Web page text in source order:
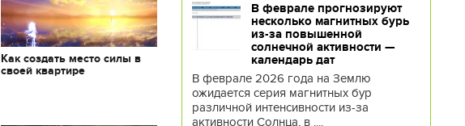
Как создать место силы в
своей квартире
В феврале прогнозируют
несколько магнитных бурь
из-за повышенной
солнечной активности —
календарь дат
В феврале 2026 года на Землю
ожидается серия магнитных бур
различной интенсивности из-за
активности Солнца, в ....